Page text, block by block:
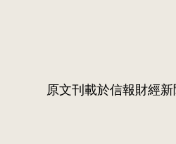
原⽂刊載於信報財經